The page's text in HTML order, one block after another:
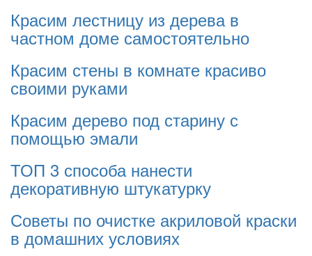
Красим лестницу из дерева в
частном доме самостоятельно
Красим стены в комнате красиво
своими руками
Красим дерево под старину с
помощью эмали
ТОП 3 способа нанести
декоративную штукатурку
Советы по очистке акриловой краски
в домашних условиях